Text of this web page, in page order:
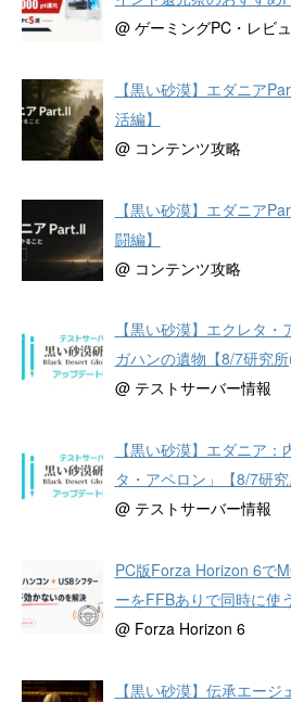
@ ゲーミングPC・レビ
【黒い砂漠】エダニア
活編】
@ コンテンツ攻略
【黒い砂漠】エダニア
闘編】
@ コンテンツ攻略
【黒い砂漠】エクレタ
ガハンの遺物【8/7研究所
@ テストサーバー情報
【黒い砂漠】エダニア
タ・アペロン」【8/7研究
@ テストサーバー情報
PC版Forza Horizon 6で
ーをFFBありで同時に使
@ Forza Horizon 6
【黒い砂漠】伝承エー